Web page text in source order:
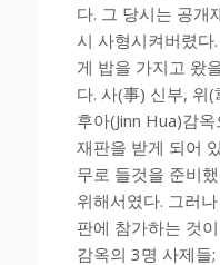
다. 그 당시는 공개
시 사형시켜버렸다
게 밥을 가지고 왔
다. 사(事) 신부, 위
후아(Jinn Hua)감
재판을 받게 되어
무로 들것을 준비
위해서였다. 그러
판에 참가하는 것
감옥의 3명 사제들